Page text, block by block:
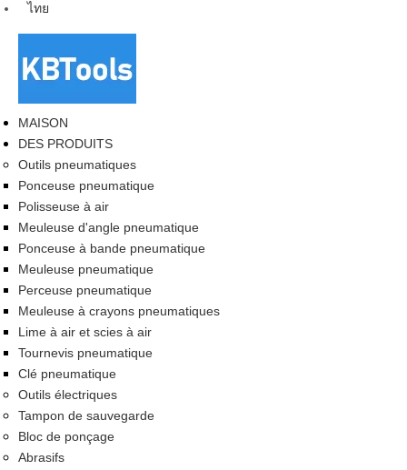
ไทย
MAISON
DES PRODUITS
Outils pneumatiques
Ponceuse pneumatique
Polisseuse à air
Meuleuse d'angle pneumatique
Ponceuse à bande pneumatique
Meuleuse pneumatique
Perceuse pneumatique
Meuleuse à crayons pneumatiques
Lime à air et scies à air
Tournevis pneumatique
Clé pneumatique
Outils électriques
Tampon de sauvegarde
Bloc de ponçage
Abrasifs